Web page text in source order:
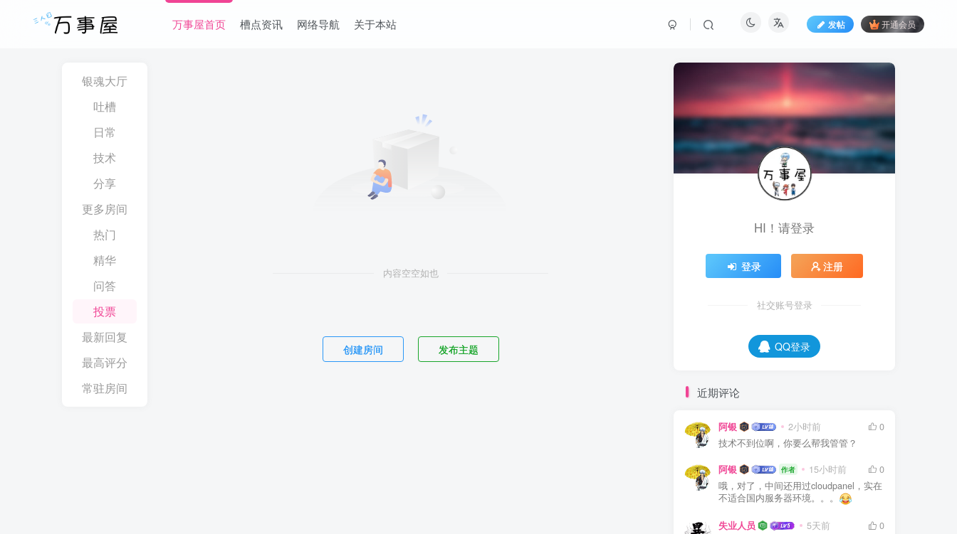
万事屋首页 槽点资讯 网络导航 关于本站 发帖 开通会员
银魂大厅
吐槽
日常
技术
分享
更多房间
热门
精华
问答
投票
最新回复
最高评分
常驻房间
内容空空如也
创建房间 发布主题
HI！请登录
登录 注册
社交账号登录
QQ登录
近期评论
阿银 2小时前
0
技术不到位啊，你要么帮我管管？
阿银 作者 15小时前
0
哦，对了，中间还用过cloudpanel，实在
不适合国内服务器环境。。。
失业人员 5天前
0